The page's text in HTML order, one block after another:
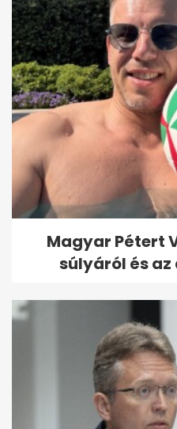
Magyar Pétert
súlyáról és